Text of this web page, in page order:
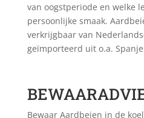
van oogstperiode en welke
persoonlijke smaak.
verkrijgbaar van
geïmporteerd uit o.a.
Bewaar Aardbeien in de